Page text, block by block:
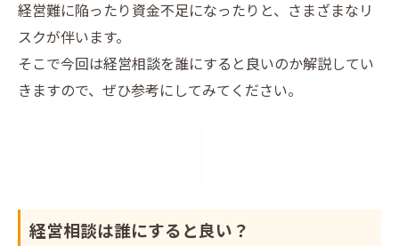
経営難に陥ったり資金不足になったりと、さまざまなリ
スクが伴います。
そこで今回は経営相談を誰にすると良いのか解説してい
きますので、ぜひ参考にしてみてください。
経営相談は誰にすると良い？